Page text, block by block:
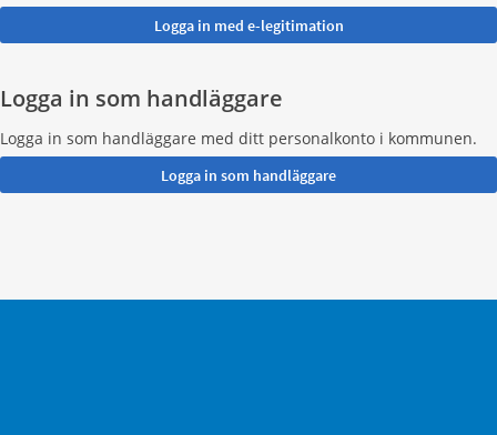
Logga in som handläggare
Logga in som handläggare med ditt personalkonto i kommunen.